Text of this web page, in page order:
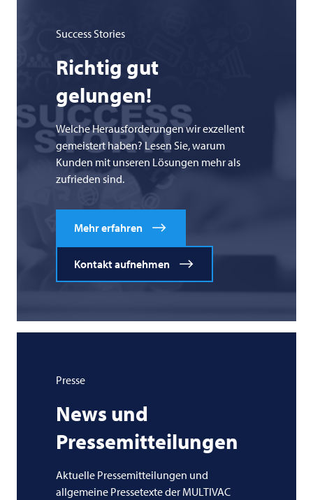
Success Stories
Richtig gut
gelungen!
Welche Herausforderungen wir exzellent
gemeistert haben? Lesen Sie, warum
Kunden mit unseren Lösungen mehr als
zufrieden sind.
Mehr erfahren
Kontakt aufnehmen
Presse
News und
Pressemitteilungen
Aktuelle Pressemitteilungen und
allgemeine Pressetexte der MULTIVAC